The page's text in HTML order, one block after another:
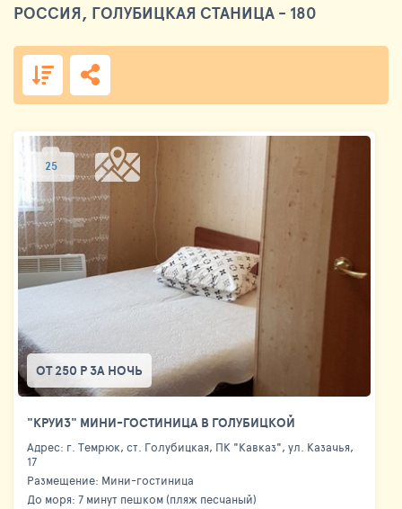
РОССИЯ, ГОЛУБИЦКАЯ СТАНИЦА - 180
25
ОТ 250 Р ЗА НОЧЬ
"КРУИЗ" МИНИ-ГОСТИНИЦА В ГОЛУБИЦКОЙ
Адрес: г. Темрюк, ст. Голубицкая, ПК "Кавказ", ул. Казачья,
17
Размещение: Мини-гостиница
До моря: 7 минут пешком (пляж песчаный)